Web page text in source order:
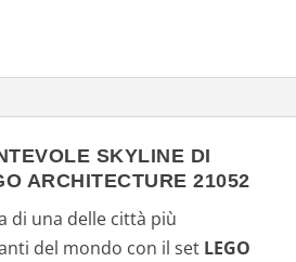
SKYLINE DI
ARCHITECTURE 21052
di una delle città più
del mondo con il set LEGO